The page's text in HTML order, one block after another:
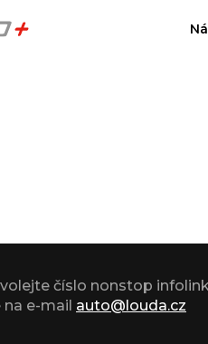
číslo nonstop
e-mail auto@louda.cz